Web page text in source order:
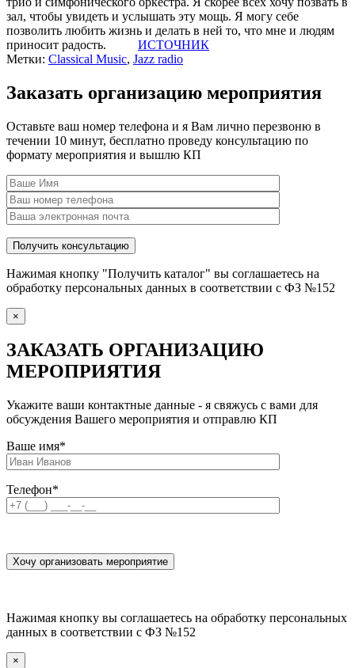
зал, чтобы увидеть и услышать эту мощь. Я могу себе
позволить любить жизнь и делать в ней то, что мне и людям
приносит радость.
ИСТОЧНИК
Метки: Classical Music, Jazz radio
Заказать организацию мероприятия
Оставьте ваш номер телефона и я Вам лично перезвоню в
течении 10 минут, бесплатно проведу консультацию по
формату мероприятия и вышлю КП
Нажимая кнопку "Получить каталог" вы соглашаетесь на
обработку персональных данных в соответствии с ФЗ №152
×
ЗАКАЗАТЬ ОРГАНИЗАЦИЮ
МЕРОПРИЯТИЯ
Укажите ваши контактные данные - я свяжусь с вами для
обсуждения Вашего мероприятия и отправлю КП
Ваше имя*
Телефон*
Нажимая кнопку вы соглашаетесь на обработку персональных
данных в соответствии с ФЗ №152
×